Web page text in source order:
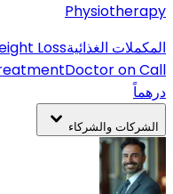
Physiotherapy
المكملات الغذائيةLoss
Doctor on Call
درهماً
الشركات والشركاء